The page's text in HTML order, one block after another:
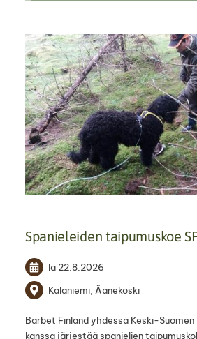
Spanieleiden taipumuskoe
la 22.8.2026
Kalaniemi, Äänekoski
Barbet Finland yhdessä Keski-Suomen
kanssa järjestää spanielien